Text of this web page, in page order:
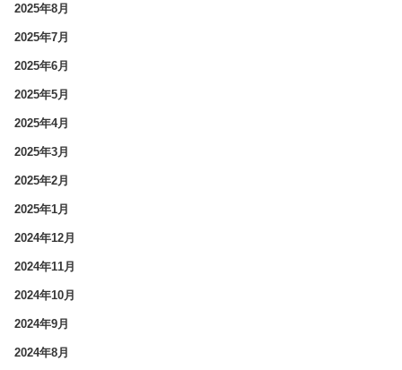
2025年8月
2025年7月
2025年6月
2025年5月
2025年4月
2025年3月
2025年2月
2025年1月
2024年12月
2024年11月
2024年10月
2024年9月
2024年8月